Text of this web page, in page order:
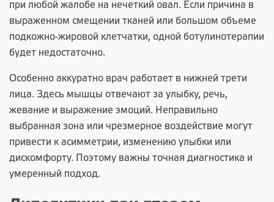
при любой жалобе на нечеткий овал. Если причина в
выраженном смещении тканей или большом объеме
подкожно-жировой клетчатки, одной ботулинотерапии
будет недостаточно.
Особенно аккуратно врач работает в нижней трети
лица. Здесь мышцы отвечают за улыбку, речь,
жевание и выражение эмоций. Неправильно
выбранная зона или чрезмерное воздействие могут
привести к асимметрии, изменению улыбки или
дискомфорту. Поэтому важны точная диагностика и
умеренный подход.